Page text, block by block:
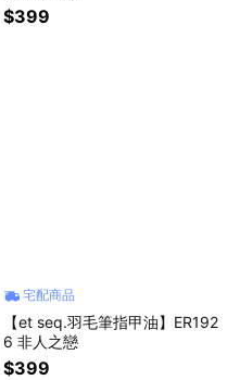
$399
宅配商品
【et seq.羽毛筆指甲油】ER192
6 非人之戀
$399